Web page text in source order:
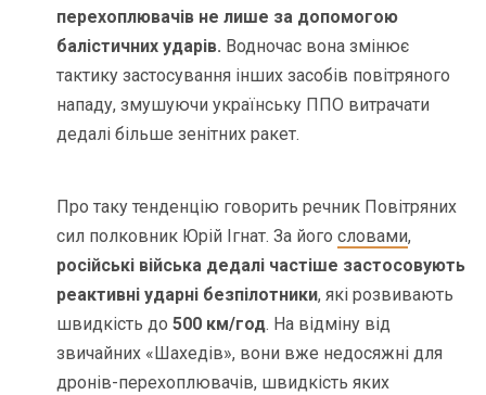
перехоплювачів не лише за допомогою
балістичних ударів. Водночас вона змінює
тактику застосування інших засобів повітряного
нападу, змушуючи українську ППО витрачати
дедалі більше зенітних ракет.
Про таку тенденцію говорить речник Повітряних
сил полковник Юрій Ігнат. За йогословами,
російські війська дедалі частіше застосовують
реактивні ударні безпілотники, які розвивають
швидкість до500 км/год. На відміну від
звичайних «Шахедів», вони вже недосяжні для
дронів-перехоплювачів, швидкість яких